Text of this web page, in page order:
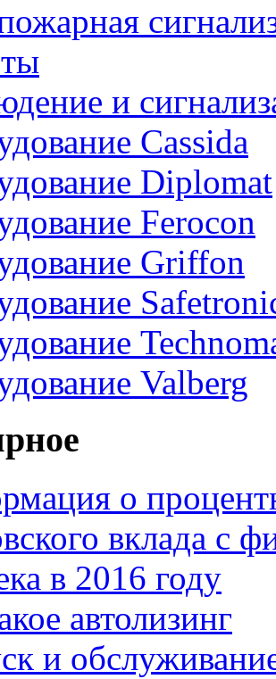
и
Cassida
Diplomat
Ferocon
Griffon
Valberg
о
вклада с
в 2016 году
автолизинг
и